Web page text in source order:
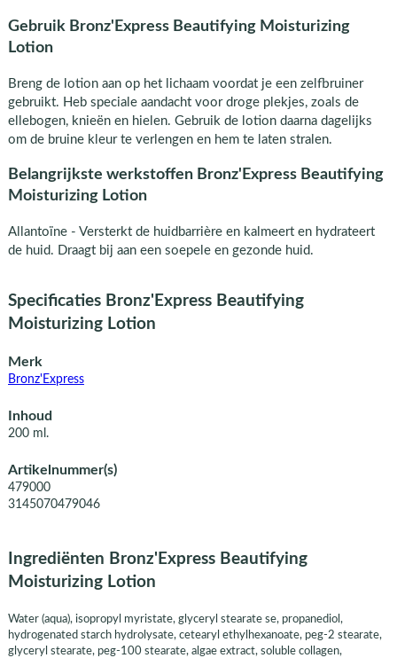
Gebruik Bronz'Express Beautifying Moisturizing
Lotion
Breng de lotion aan op het lichaam voordat je een zelfbruiner
gebruikt. Heb speciale aandacht voor droge plekjes, zoals de
ellebogen, knieën en hielen. Gebruik de lotion daarna dagelijks
om de bruine kleur te verlengen en hem te laten stralen.
Belangrijkste werkstoffen Bronz'Express Beautifying
Moisturizing Lotion
Allantoïne - Versterkt de huidbarrière en kalmeert en hydrateert
de huid. Draagt bij aan een soepele en gezonde huid.
Specificaties Bronz'Express Beautifying
Moisturizing Lotion
Merk
Bronz'Express
Inhoud
200 ml.
Artikelnummer(s)
479000
3145070479046
Ingrediënten Bronz'Express Beautifying
Moisturizing Lotion
Water (aqua), isopropyl myristate, glyceryl stearate se, propanediol,
hydrogenated starch hydrolysate, cetearyl ethylhexanoate, peg-2 stearate,
glyceryl stearate, peg-100 stearate, algae extract, soluble collagen,